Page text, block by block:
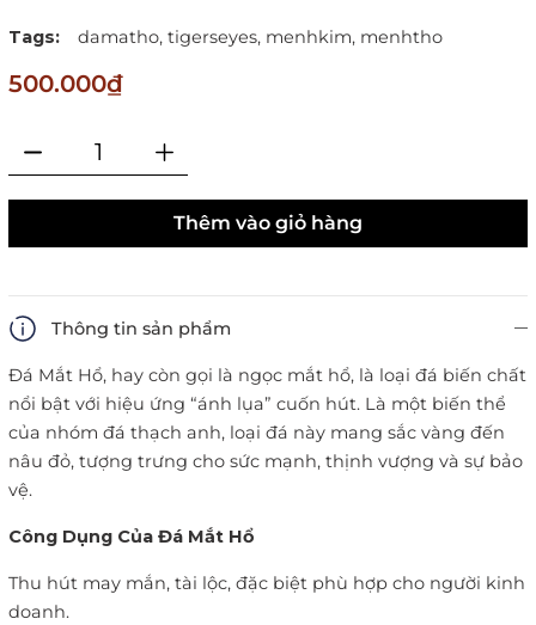
Tags: damatho, tigerseyes, menhkim, menhtho
500.000₫
Thêm vào giỏ hàng
Thông tin sản phẩm
Đá Mắt Hổ, hay còn gọi là ngọc mắt hổ, là loại đá biến chất
nổi bật với hiệu ứng “ánh lụa” cuốn hút. Là một biến thể
của nhóm đá thạch anh, loại đá này mang sắc vàng đến
nâu đỏ, tượng trưng cho sức mạnh, thịnh vượng và sự bảo
vệ.
Công Dụng Của Đá Mắt Hổ
Thu hút may mắn, tài lộc, đặc biệt phù hợp cho người kinh
doanh.